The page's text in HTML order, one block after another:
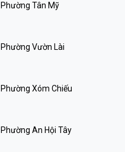
Tân Mỹ
Vườn Lài
Xóm Chiếu
An Hội Tây